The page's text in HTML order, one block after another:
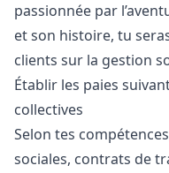
passionnée par
et son histoire, tu
clients sur la gestion
Établir les paies
collectives
Selon tes
sociales, contrats de